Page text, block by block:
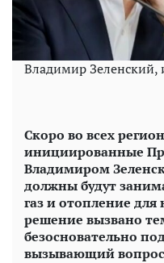
Владимир Зеленский,
Скоро во всех
инициированные
Владимиром
должны будут
газ и отопление
решение вызвано
безосновательно
вызывающий